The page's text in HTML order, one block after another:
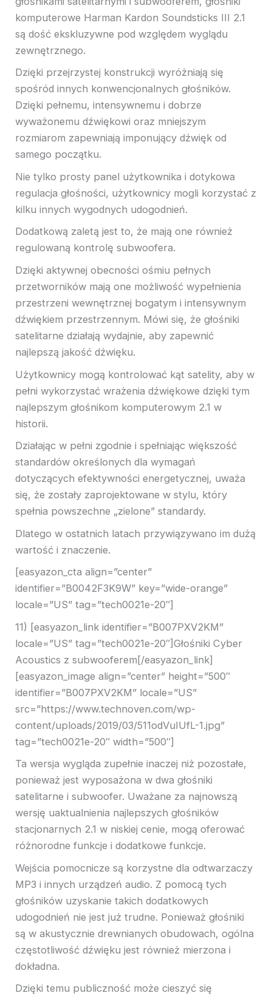
komputerowe Harman Kardon Soundsticks III 2.1
są dość ekskluzywne pod względem wyglądu
zewnętrznego.
Dzięki przejrzystej konstrukcji wyróżniają się
spośród innych konwencjonalnych głośników.
Dzięki pełnemu, intensywnemu i dobrze
wyważonemu dźwiękowi oraz mniejszym
rozmiarom zapewniają imponujący dźwięk od
samego początku.
Nie tylko prosty panel użytkownika i dotykowa
regulacja głośności, użytkownicy mogli korzystać z
kilku innych wygodnych udogodnień.
Dodatkową zaletą jest to, że mają one również
regulowaną kontrolę subwoofera.
Dzięki aktywnej obecności ośmiu pełnych
przetworników mają one możliwość wypełnienia
przestrzeni wewnętrznej bogatym i intensywnym
dźwiękiem przestrzennym. Mówi się, że głośniki
satelitarne działają wydajnie, aby zapewnić
najlepszą jakość dźwięku.
Użytkownicy mogą kontrolować kąt satelity, aby w
pełni wykorzystać wrażenia dźwiękowe dzięki tym
najlepszym głośnikom komputerowym 2.1 w
historii.
Działając w pełni zgodnie i spełniając większość
standardów określonych dla wymagań
dotyczących efektywności energetycznej, uważa
się, że zostały zaprojektowane w stylu, który
spełnia powszechne „zielone” standardy.
Dlatego w ostatnich latach przywiązywano im dużą
wartość i znaczenie.
[easyazon_cta align=”center”
identifier=”B0042F3K9W” key=”wide-orange”
locale=”US” tag=”tech0021e-20″]
11) [easyazon_link identifier=”B007PXV2KM”
locale=”US” tag=”tech0021e-20″]Głośniki Cyber ​​
Acoustics z subwooferem[/easyazon_link]
[easyazon_image align=”center” height=”500″
identifier=”B007PXV2KM” locale=”US”
src=”https://www.technoven.com/wp-
content/uploads/2019/03/511odVuIUfL-1.jpg”
tag=”tech0021e-20″ width=”500″]
Ta wersja wygląda zupełnie inaczej niż pozostałe,
ponieważ jest wyposażona w dwa głośniki
satelitarne i subwoofer. Uważane za najnowszą
wersję uaktualnienia najlepszych głośników
stacjonarnych 2.1 w niskiej cenie, mogą oferować
różnorodne funkcje i dodatkowe funkcje.
Wejścia pomocnicze są korzystne dla odtwarzaczy
MP3 i innych urządzeń audio. Z pomocą tych
głośników uzyskanie takich dodatkowych
udogodnień nie jest już trudne. Ponieważ głośniki
są w akustycznie drewnianych obudowach, ogólna
częstotliwość dźwięku jest również mierzona i
dokładna.
Dzięki temu publiczność może cieszyć się